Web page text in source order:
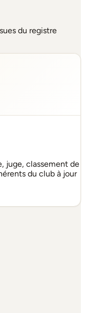
du registre
juge, classement de
du club à jour